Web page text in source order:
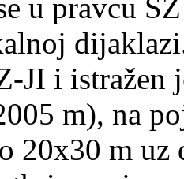
u pravcu
JI i istražen
m), na
20x30 m uz